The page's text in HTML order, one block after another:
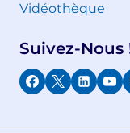
Vidéothèque
Suivez-Nous